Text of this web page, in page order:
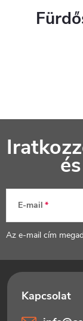
á
é
E-mail
Az e-mail cím